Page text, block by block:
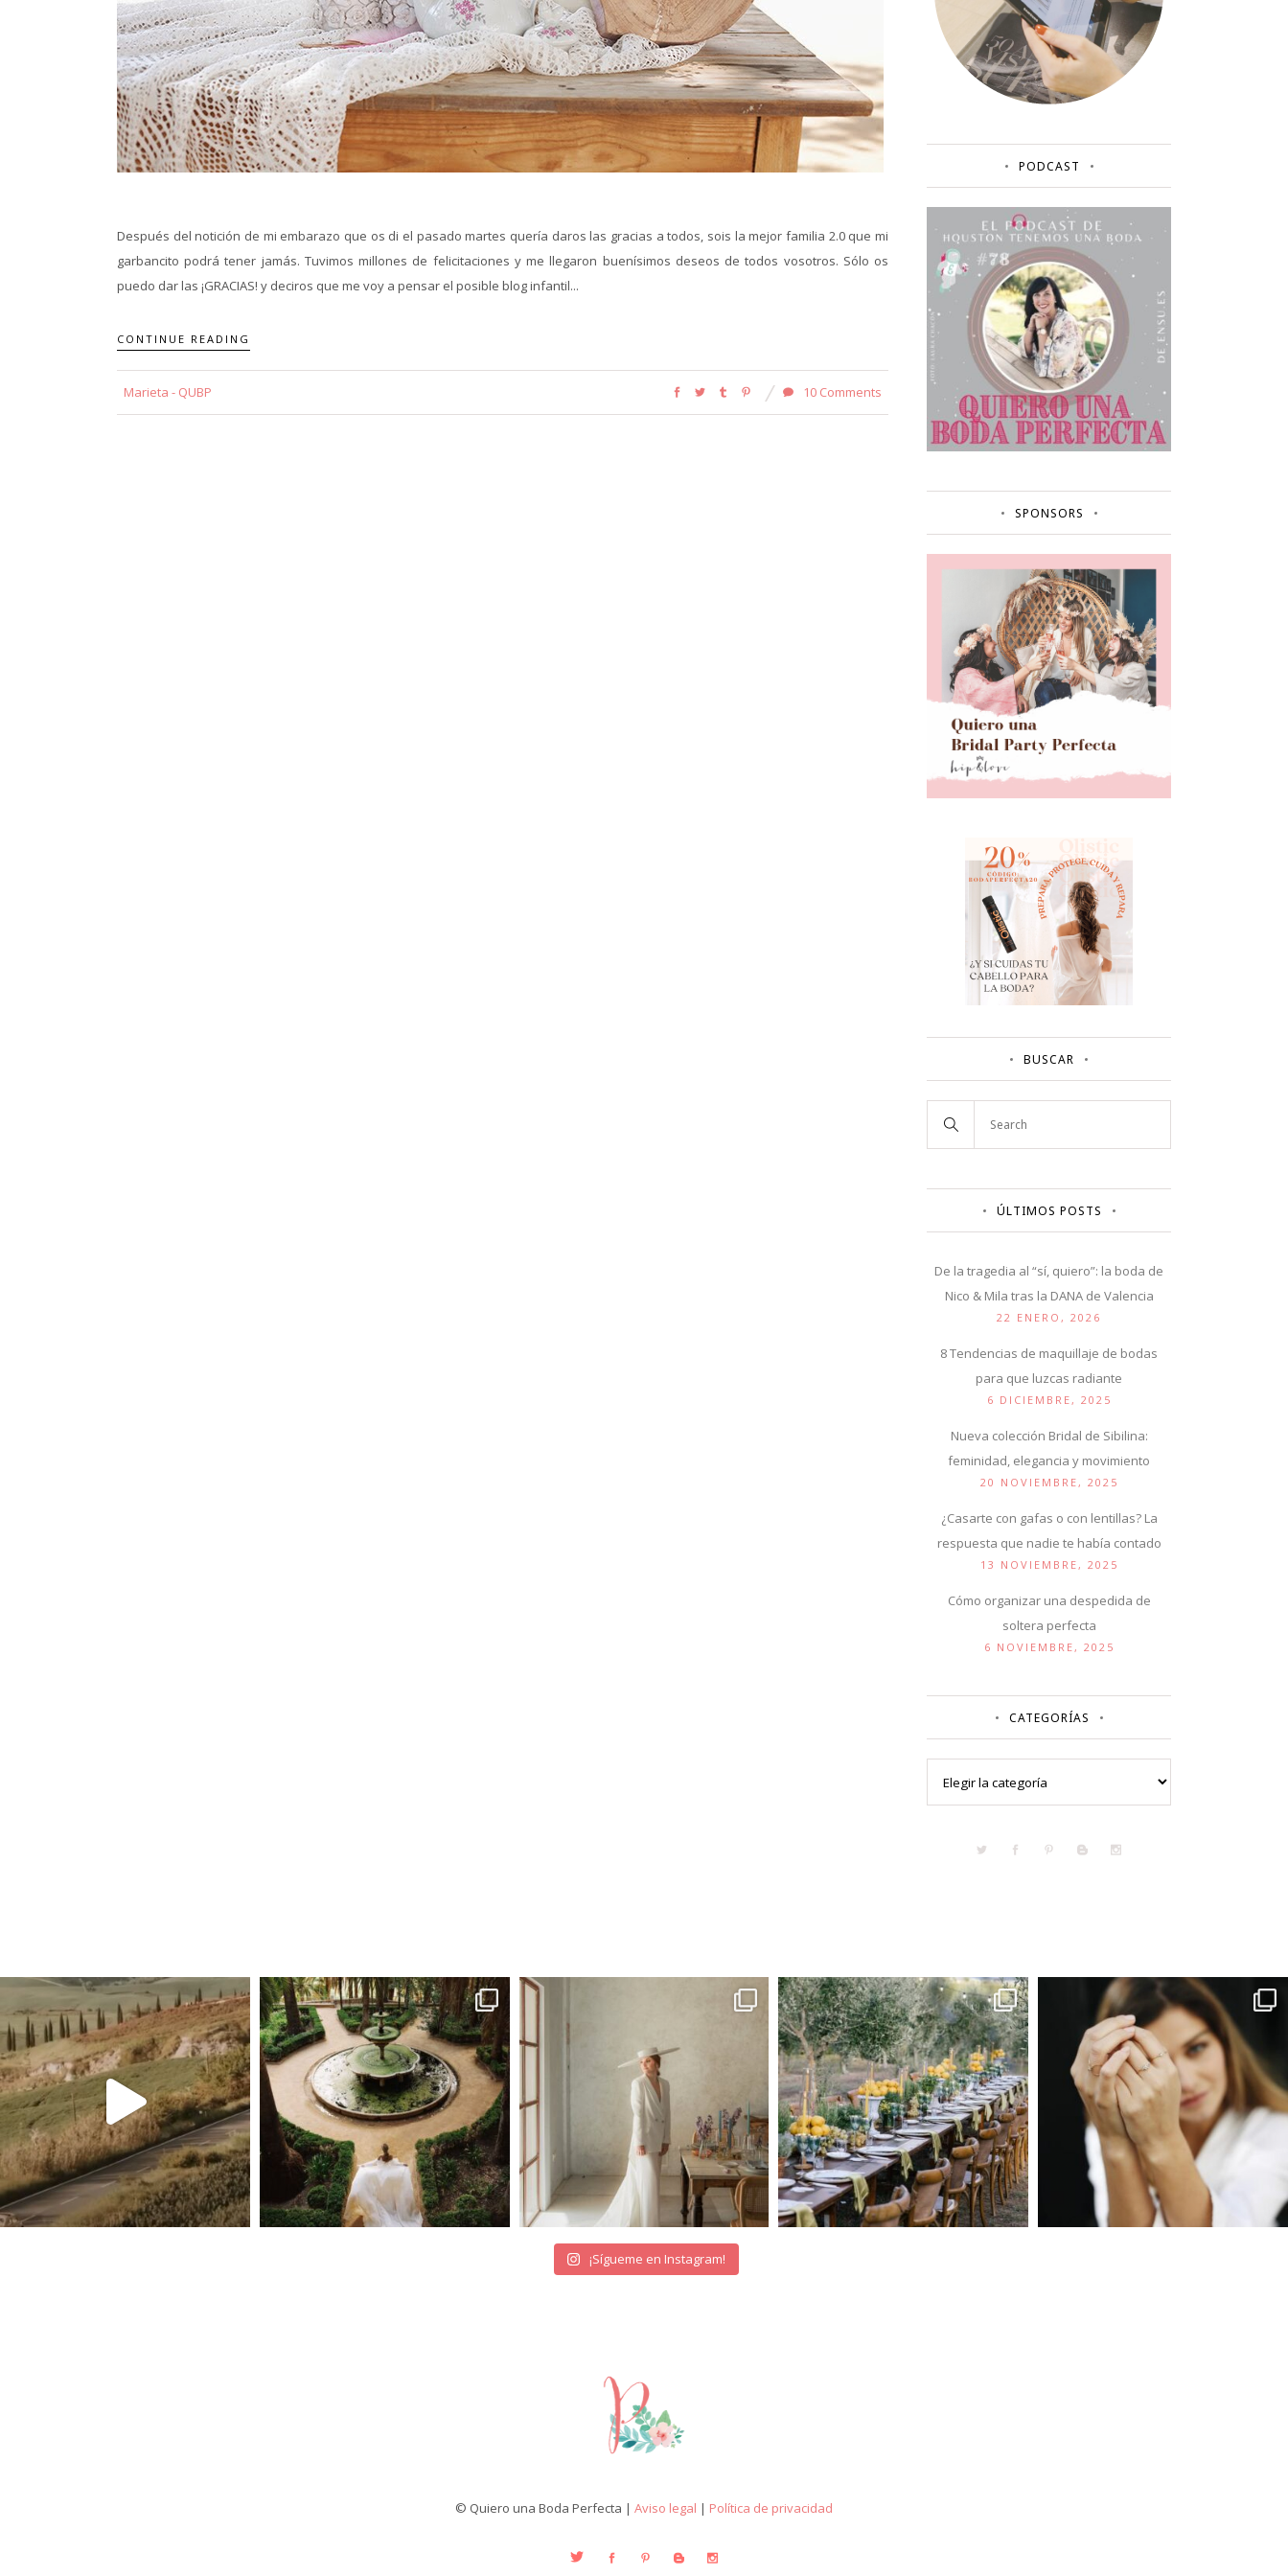
Después del notición de mi embarazo que os di el pasado martes quería daros las gracias a todos, sois la mejor familia 2.0 que mi
garbancito podrá tener jamás. Tuvimos millones de felicitaciones y me llegaron buenísimos deseos de todos vosotros. Sólo os
puedo dar las ¡GRACIAS! y deciros que me voy a pensar el posible blog infantil...
CONTINUE READING
Marieta - QUBP 10 Comments
PODCAST
SPONSORS
BUSCAR
ÚLTIMOS POSTS
De la tragedia al “sí, quiero”: la boda de
Nico & Mila tras la DANA de Valencia
22 ENERO, 2026
8 Tendencias de maquillaje de bodas
para que luzcas radiante
6 DICIEMBRE, 2025
Nueva colección Bridal de Sibilina:
feminidad, elegancia y movimiento
20 NOVIEMBRE, 2025
¿Casarte con gafas o con lentillas? La
respuesta que nadie te había contado
13 NOVIEMBRE, 2025
Cómo organizar una despedida de
soltera perfecta
6 NOVIEMBRE, 2025
CATEGORÍAS
¡Sígueme en Instagram!
© Quiero una Boda Perfecta | Aviso legal | Política de privacidad